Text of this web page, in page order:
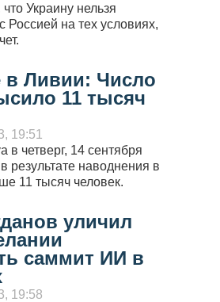
Украину нельзя
Россией на тех условиях,
в Ливии: Число
11 тысяч
19:51
в четверг, 14 сентября
результате наводнения в
11 тысяч человек.
уличил
саммит ИИ в
19:58